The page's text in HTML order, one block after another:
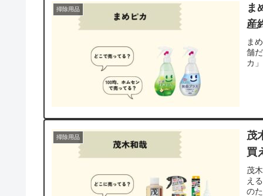
掃除用品
ま
産
ま
舗
カ
掃除用品
茂
買
茂
え
の